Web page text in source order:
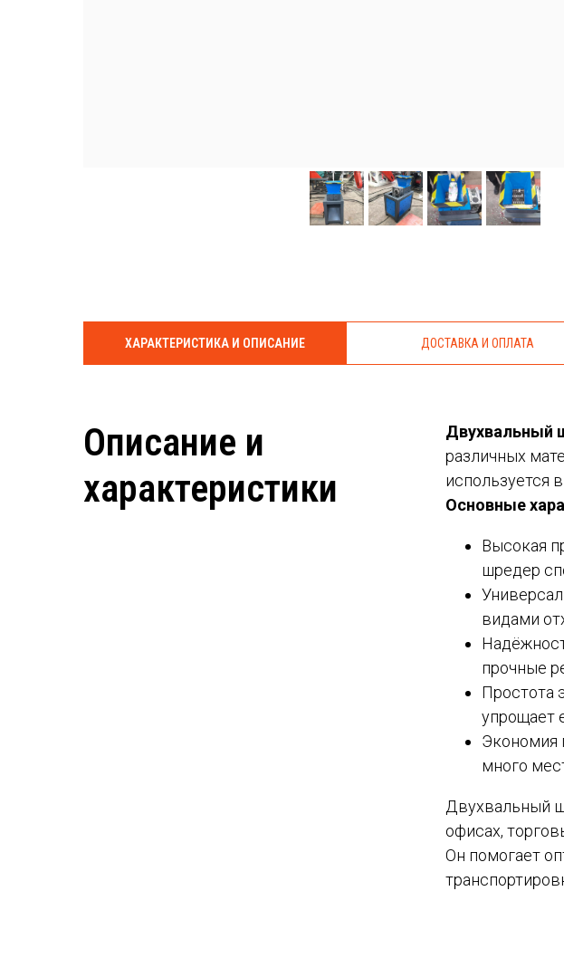
ХАРАКТЕРИСТИКА И ОПИСАНИЕ ДОСТАВКА И ОПЛАТА
Описание и
характеристики
Двухвальный
различных
используется
Основные
Высокая
шредер
видами
прочные
Простота
упрощает
Экономия
много
Двухвальный
офисах,
Он помогает